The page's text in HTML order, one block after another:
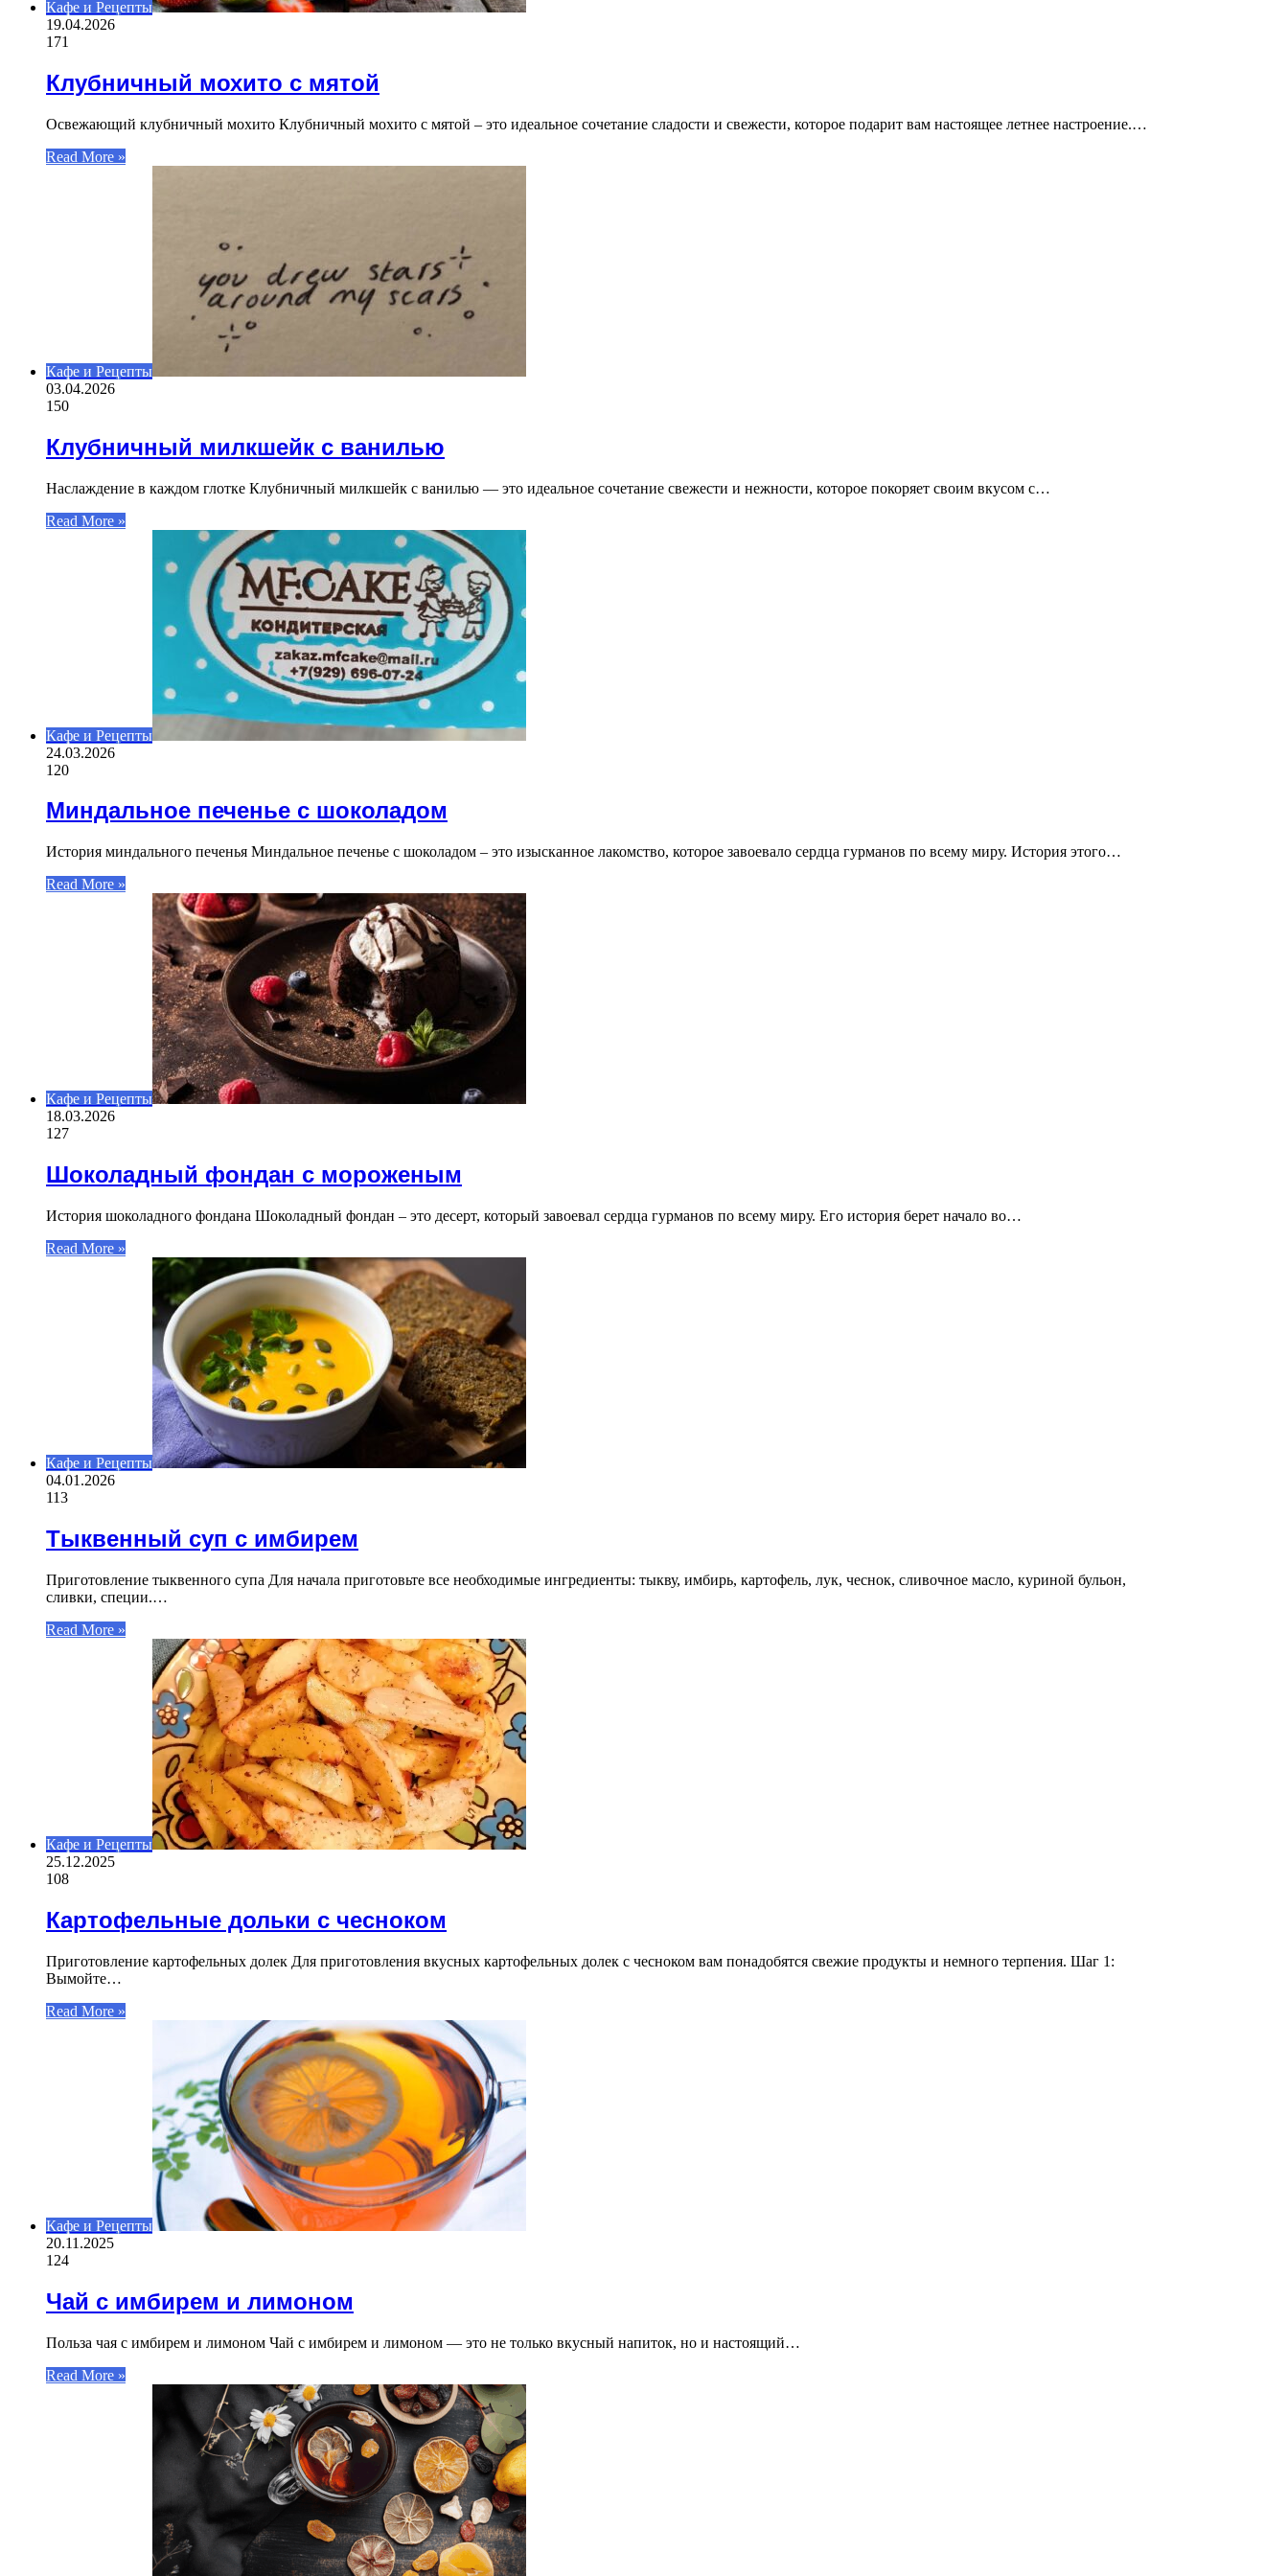
Кафе и Рецепты
19.04.2026
171
Клубничный мохито с мятой
Освежающий клубничный мохито Клубничный мохито с мятой – это идеальное сочетание сладости и свежести, которое подарит вам настоящее летнее настроение.…
Read More »
Кафе и Рецепты
03.04.2026
150
Клубничный милкшейк с ванилью
Наслаждение в каждом глотке Клубничный милкшейк с ванилью — это идеальное сочетание свежести и нежности, которое покоряет своим вкусом с…
Read More »
Кафе и Рецепты
24.03.2026
120
Миндальное печенье с шоколадом
История миндального печенья Миндальное печенье с шоколадом – это изысканное лакомство, которое завоевало сердца гурманов по всему миру. История этого…
Read More »
Кафе и Рецепты
18.03.2026
127
Шоколадный фондан с мороженым
История шоколадного фондана Шоколадный фондан – это десерт, который завоевал сердца гурманов по всему миру. Его история берет начало во…
Read More »
Кафе и Рецепты
04.01.2026
113
Тыквенный суп с имбирем
Приготовление тыквенного супа Для начала приготовьте все необходимые ингредиенты: тыкву, имбирь, картофель, лук, чеснок, сливочное масло, куриной бульон,
сливки, специи.…
Read More »
Кафе и Рецепты
25.12.2025
108
Картофельные дольки с чесноком
Приготовление картофельных долек Для приготовления вкусных картофельных долек с чесноком вам понадобятся свежие продукты и немного терпения. Шаг 1:
Вымойте…
Read More »
Кафе и Рецепты
20.11.2025
124
Чай с имбирем и лимоном
Польза чая с имбирем и лимоном Чай с имбирем и лимоном — это не только вкусный напиток, но и настоящий…
Read More »